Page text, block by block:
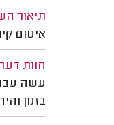
תיאור
איטום
חוות
עשה
בזמן